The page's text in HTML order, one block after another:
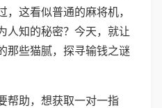
这看似普通的麻将机，
人知的秘密？今天，就让
那些猫腻，探寻输钱之谜
帮助，想获取一对一指